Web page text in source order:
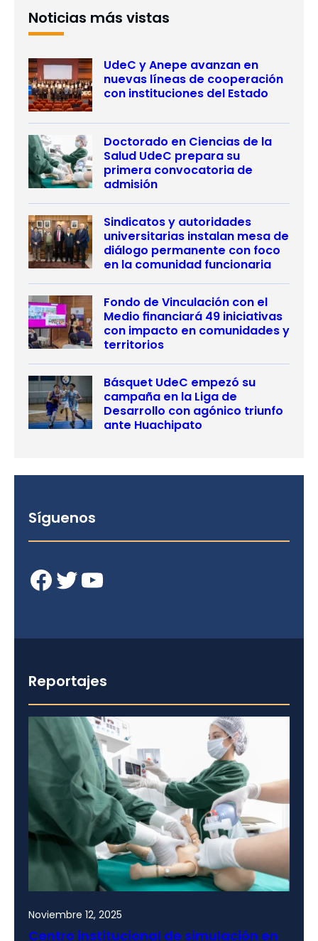
Noticias más vistas
UdeC y Anepe avanzan en
nuevas líneas de cooperación
con instituciones del Estado
Doctorado en Ciencias de la
Salud UdeC prepara su
primera convocatoria de
admisión
Sindicatos y autoridades
universitarias instalan mesa de
diálogo permanente con foco
en la comunidad funcionaria
Fondo de Vinculación con el
Medio financiará 49 iniciativas
con impacto en comunidades y
territorios
Básquet UdeC empezó su
campaña en la Liga de
Desarrollo con agónico triunfo
ante Huachipato
Síguenos
Facebook Twitter YouTube
Reportajes
Noviembre 12, 2025
Centro institucional de simulación en